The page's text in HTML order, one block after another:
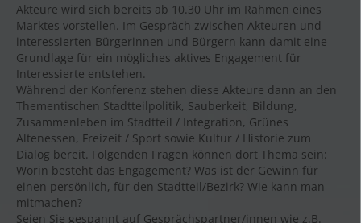
Akteure wird sich bereits ab 10.30 Uhr im Rahmen eines
Marktes vorstellen. Im Gespräch zwischen Akteuren und
interessierten Bürgerinnen und Bürgern kann damit eine
Grundlage für ein mögliches aktives Engagement für
Interessierte entstehen.
Während der Konferenz stehen diese Akteure dann an den
Thementischen Stadtteilpolitik, Sauberkeit, Bildung,
Zusammenleben im Stadtteil / Integration, Grünes
Altenessen, Freizeit / Sport sowie Kultur / Historie zum
Dialog bereit. Folgenden Fragen können dort Thema sein:
Worin besteht das Engagement? Was ist der Gewinn für
einen persönlich, für den Stadtteil/Bezirk? Wie kann man
mitmachen?
Seien Sie gespannt auf Gesprächspartner/innen wie z.B.